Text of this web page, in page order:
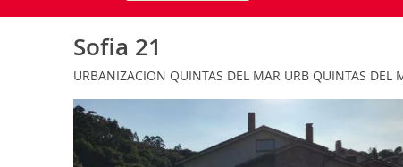
Sofia 21
URBANIZACION QUINTAS DEL MAR URB QUINTAS